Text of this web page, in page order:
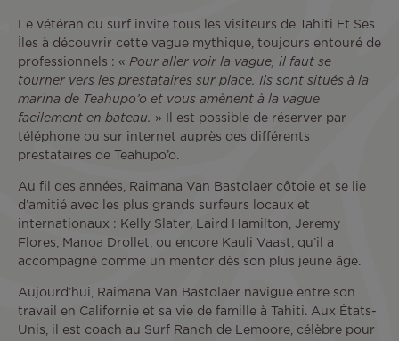
Le vétéran du surf invite tous les visiteurs de Tahiti Et Ses
Îles à découvrir cette vague mythique, toujours entouré de
professionnels : « Pour aller voir la vague, il faut se
tourner vers les prestataires sur place. Ils sont situés à la
marina de Teahupo’o et vous amènent à la vague
facilement en bateau. » Il est possible de réserver par
téléphone ou sur internet auprès des différents
prestataires de Teahupo’o.
Au fil des années, Raimana Van Bastolaer côtoie et se lie
d’amitié avec les plus grands surfeurs locaux et
internationaux : Kelly Slater, Laird Hamilton, Jeremy
Flores, Manoa Drollet, ou encore Kauli Vaast, qu’il a
accompagné comme un mentor dès son plus jeune âge.
Aujourd’hui, Raimana Van Bastolaer navigue entre son
travail en Californie et sa vie de famille à Tahiti. Aux États-
Unis, il est coach au Surf Ranch de Lemoore, célèbre pour